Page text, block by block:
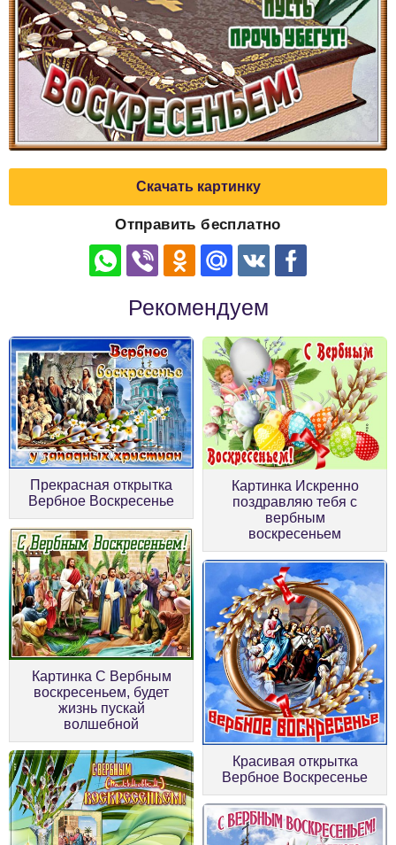
Скачать картинку
Отправить бесплатно
Рекомендуем
Прекрасная открытка
Вербное Воскресенье
Картинка Искренно
поздравляю тебя с
вербным
воскресеньем
Картинка С Вербным
воскресеньем, будет
жизнь пускай
волшебной
Красивая открытка
Вербное Воскресенье